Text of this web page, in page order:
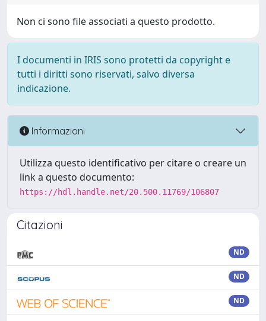
Non ci sono file associati a questo prodotto.
I documenti in IRIS sono protetti da copyright e
tutti i diritti sono riservati, salvo diversa
indicazione.
Informazioni
Utilizza questo identificativo per citare o creare un
link a questo documento:
https://hdl.handle.net/20.500.11769/106807
Citazioni
ND
ND
ND